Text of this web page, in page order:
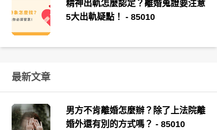
精神出軌怎麼認定？離婚蒐證要注意
5大出軌疑點！ - 85010
最新文章
男方不肯離婚怎麼辦？除了上法院離
婚外還有別的方式嗎？ - 85010